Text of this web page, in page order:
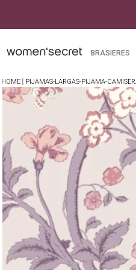
BRASIERES
PIJAMAS-LARGAS-PIJAMA-